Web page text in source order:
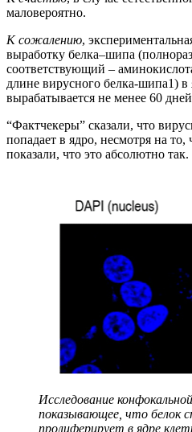
маловероятно.
К сожалению,
выработку белка–шипа
соответствующий –
длине вирусного белка-шипа1) в
вырабатывается не менее 60
“Фактчекеры” сказали, что
попадает в ядро, несмотря на
показали, что это абсолютно так.
Исследование
показывающее, что белок
пролиферирует в ядре